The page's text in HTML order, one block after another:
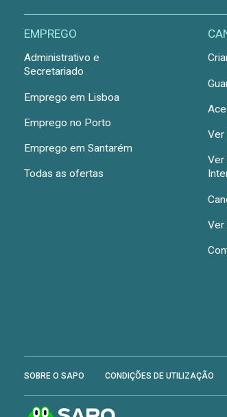
EMPREGO
Administrativo e
Secretariado
Emprego em Lisboa
Emprego no Porto
Emprego em Santarém
Todas as ofertas
Ver
Ver
Ver
SOBRE O SAPO CONDIÇÕES DE UTILIZAÇÃO